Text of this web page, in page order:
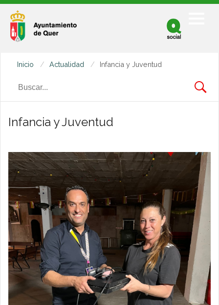
Youtube
Inicio Actualidad Infancia y Juventud
Infancia y Juventud